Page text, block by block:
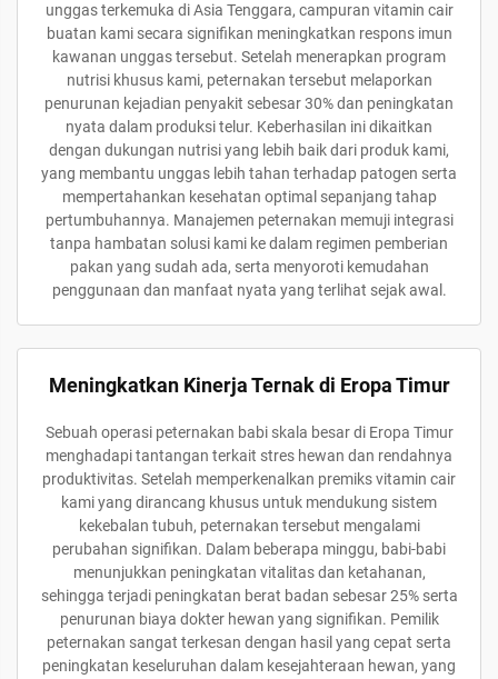
unggas terkemuka di Asia Tenggara, campuran vitamin cair
buatan kami secara signifikan meningkatkan respons imun
kawanan unggas tersebut. Setelah menerapkan program
nutrisi khusus kami, peternakan tersebut melaporkan
penurunan kejadian penyakit sebesar 30% dan peningkatan
nyata dalam produksi telur. Keberhasilan ini dikaitkan
dengan dukungan nutrisi yang lebih baik dari produk kami,
yang membantu unggas lebih tahan terhadap patogen serta
mempertahankan kesehatan optimal sepanjang tahap
pertumbuhannya. Manajemen peternakan memuji integrasi
tanpa hambatan solusi kami ke dalam regimen pemberian
pakan yang sudah ada, serta menyoroti kemudahan
penggunaan dan manfaat nyata yang terlihat sejak awal.
Meningkatkan Kinerja Ternak di Eropa Timur
Sebuah operasi peternakan babi skala besar di Eropa Timur
menghadapi tantangan terkait stres hewan dan rendahnya
produktivitas. Setelah memperkenalkan premiks vitamin cair
kami yang dirancang khusus untuk mendukung sistem
kekebalan tubuh, peternakan tersebut mengalami
perubahan signifikan. Dalam beberapa minggu, babi-babi
menunjukkan peningkatan vitalitas dan ketahanan,
sehingga terjadi peningkatan berat badan sebesar 25% serta
penurunan biaya dokter hewan yang signifikan. Pemilik
peternakan sangat terkesan dengan hasil yang cepat serta
peningkatan keseluruhan dalam kesejahteraan hewan, yang